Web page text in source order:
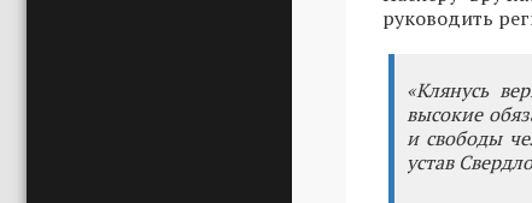
руководить
«Клянусь
высокие
и свободы
устав